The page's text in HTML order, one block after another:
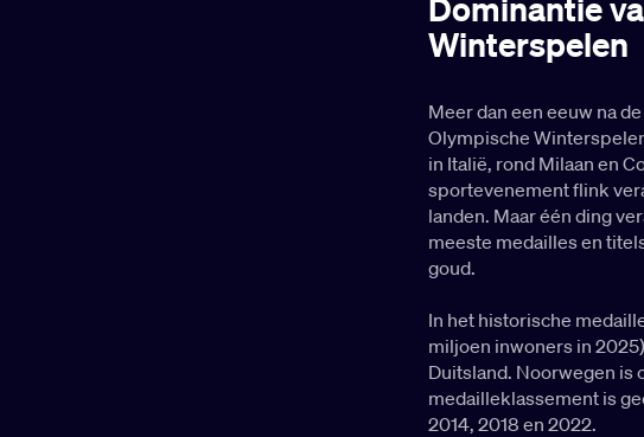
Dominantie
Winterspelen
Meer dan een eeuw na
Olympische
in Italië, rond Milaan en
sportevenement flink
landen. Maar één ding
meeste medailles en
goud.
In het historische
miljoen inwoners in
Duitsland. Noorwegen is
medailleklassement is
2014, 2018 en 2022.